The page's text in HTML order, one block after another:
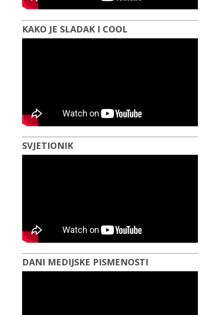
KAKO JE SLADAK I COOL
SVJETIONIK
DANI MEDIJSKE PISMENOSTI